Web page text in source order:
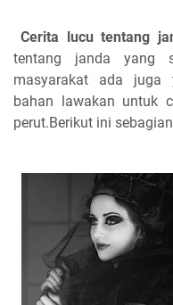
Cerita lucu tentang
tentang janda yang
masyarakat ada juga
bahan lawakan untuk
perut.Berikut ini